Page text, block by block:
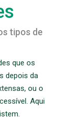
tipos de
que os
depois da
ou o
Aqui